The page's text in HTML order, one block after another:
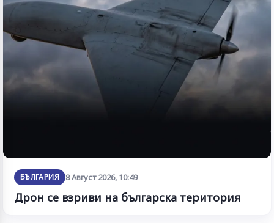
БЪЛГАРИЯ 8 Август 2026, 10:49
Дрон се взриви на българска територия